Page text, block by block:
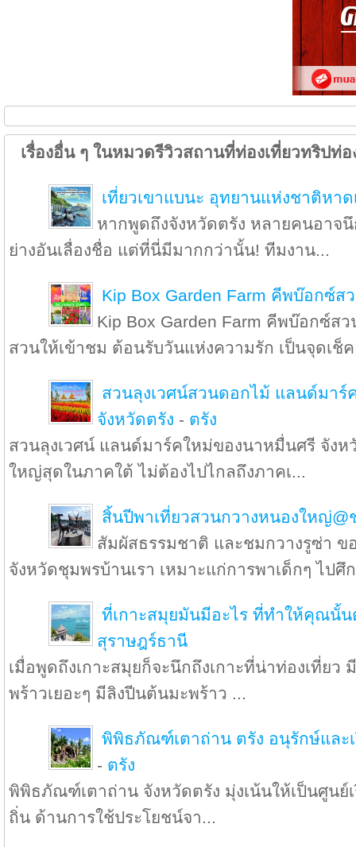
เรื่องอื่น ๆ ในหมวดรีวิวสถานที่ท่องเที่ยวทริปท่อ
เที่ยวเขาแบนะ อุทยานแห่งชาติหาด
หากพูดถึงจังหวัดตรัง หลายคนอาจ
ย่างอันเลื่องชื่อ แต่ที่นี่มีมากกว่านั้น! ทีมงาน...
Kip Box Garden Farm คีพบ๊อกซ์ส
Kip Box Garden Farm คีพบ๊อกซ์สว
สวนให้เข้าชม ต้อนรับวันแห่งความรัก เป็นจุดเช็
สวนลุงเวศน์สวนดอกไม้ แลนด์มา
จังหวัดตรัง - ตรัง
สวนลุงเวศน์ แลนด์มาร์คใหม่ของนาหมื่นศรี จัง
ใหญ่สุดในภาคใต้ ไม่ต้องไปไกลถึงภาคเ...
สิ้นปีพาเที่ยวสวนกวางหนองใหญ่@
สัมผัสธรรมชาติ และชมกวางรูซ่า ข
จังหวัดชุมพรบ้านเรา เหมาะแก่การพาเด็กๆ ไปศึ
ที่เกาะสมุยมันมีอะไร ที่ทำให้คุณนั้น
สุราษฎร์ธานี
เมื่อพูดถึงเกาะสมุยก็จะนึกถึงเกาะที่น่าท่องเที่ยว
พร้าวเยอะๆ มีลิงปีนต้นมะพร้าว ...
พิพิธภัณฑ์เตาถ่าน ตรัง อนุรักษ์และ
- ตรัง
พิพิธภัณฑ์เตาถ่าน จังหวัดตรัง มุ่งเน้นให้เป็นศูนย์
ถิ่น ด้านการใช้ประโยชน์จา...